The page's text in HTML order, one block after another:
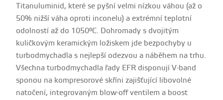
Titanuluminid, které se pyšní velmi nízkou váhou (až o
50% nižší váha oproti inconelu) a extrémní teplotní
odolností až do 1050°C. Dohromady s dvojitým
kuličkovým keramickým ložiskem jde bezpochyby u
turbodmychadla s nejlepší odezvou a náběhem na trhu.
Všechna turbodmychadla řady EFR disponují V-band
sponou na kompresorové skříni zajišťující libovolné
natočení, integrovaným blow-off ventilem a boost